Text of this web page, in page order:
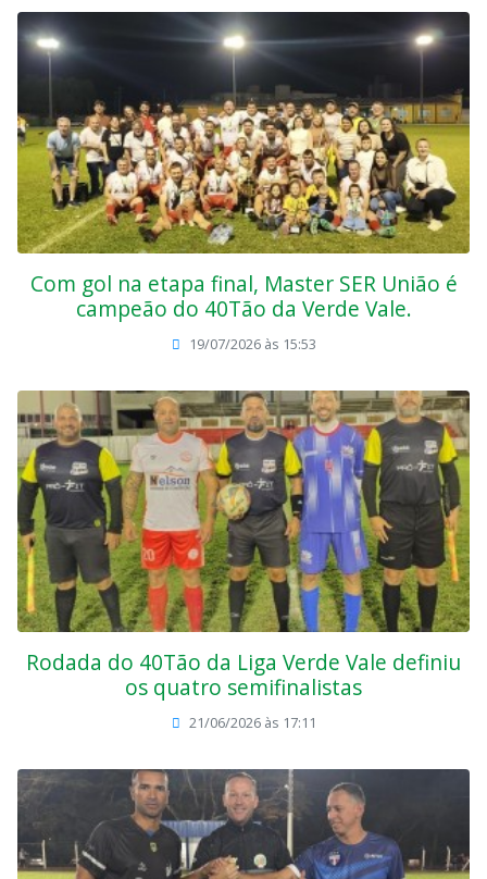
Com gol na etapa final, Master SER União é
campeão do 40Tão da Verde Vale.
19/07/2026 às 15:53
Rodada do 40Tão da Liga Verde Vale definiu
os quatro semifinalistas
21/06/2026 às 17:11